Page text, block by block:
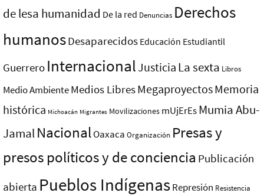
de lesa humanidad De la red Denuncias Derechos
humanosDesaparecidos Educación Estudiantil
Guerrero InternacionalJusticia La sexta Libros
Medio AmbienteMedios LibresMegaproyectosMemoria
histórica Michoacán Migrantes Movilizaciones mUjErEsMumia Abu-
JamalNacionalOaxaca Organización Presas y
presos polí­ticos y de conciencia Publicación
abierta Pueblos Indí­genasRepresión Resistencia